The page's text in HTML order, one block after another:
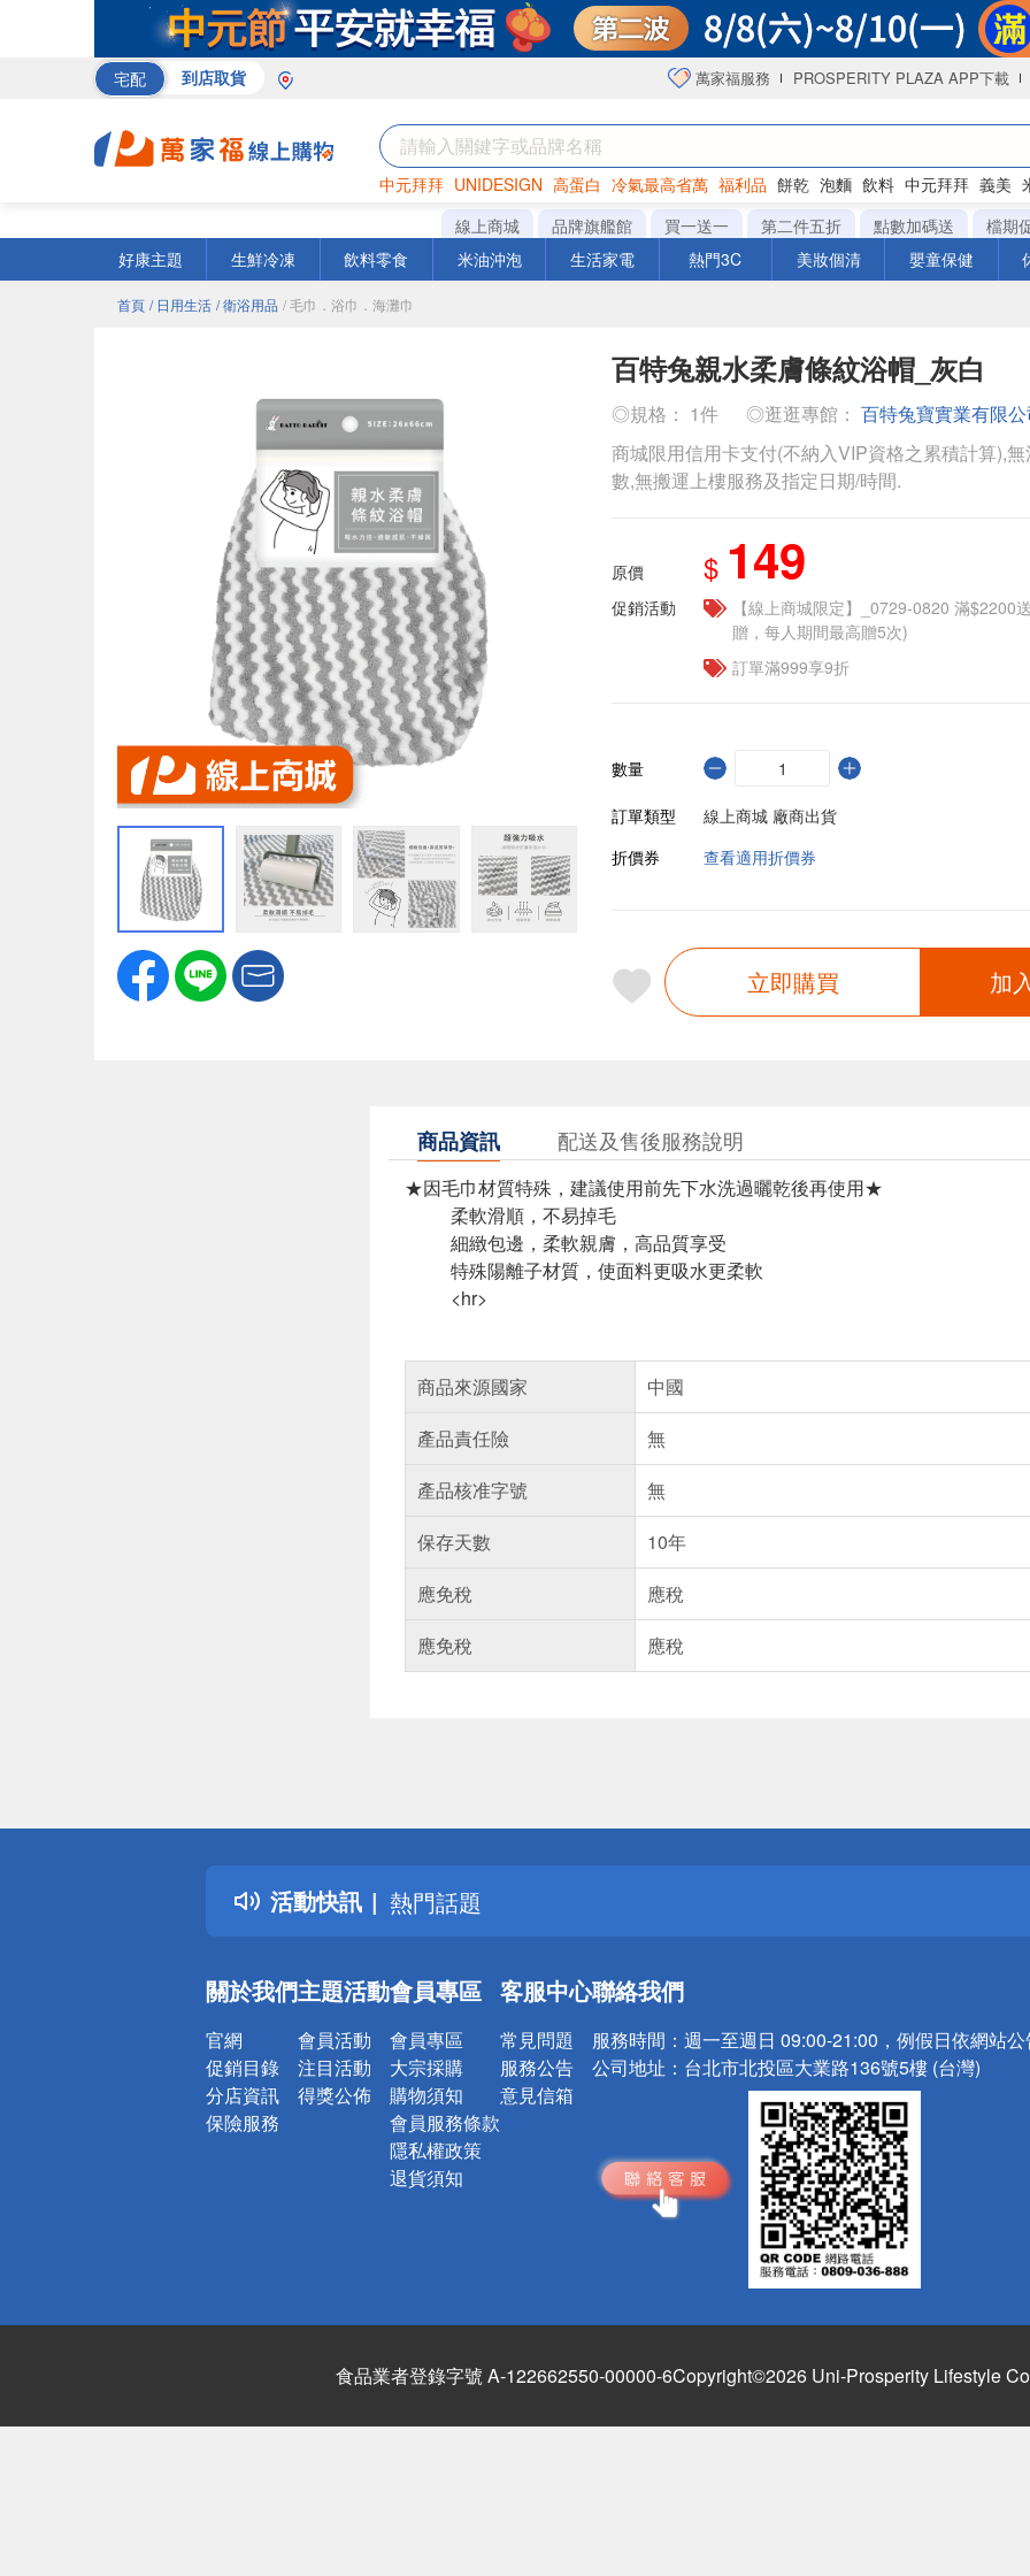
宅配 到店取貨 萬家福服務 PROSPERITY PLAZA APP下載
中元拜拜 UNIDESIGN 高蛋白 冷氣最高省萬 福利品 餅乾 泡麵 飲料 中元拜拜 義美
罐頭 咖啡 海苔
線上商城 品牌旗艦館 買一送一 第二件五折 點數加碼送 檔期
好康主題
生鮮冷凍 飲料零食 米油沖泡 生活家電 熱門3C 美妝個清 嬰童保健
首頁 / 日用生活 / 衛浴用品 / 毛巾．浴巾．海灘巾
百特兔親水柔膚條紋浴帽_灰白
◎規格： 1件 ◎逛逛專館： 百特兔寶實業有限公
商城限用信用卡支付(不納入VIP資格之累積計算),
數,無搬運上樓服務及指定日期/時間.
原價 $ 149
促銷活動
【線上商城限定】_0729-0820 滿$2200
贈，每人期間最高贈5次)
訂單滿999享9折
數量
訂單類型
線上商城 廠商出貨
折價券
查看適用折價券
立即購買 加
商品資訊 配送及售後服務說明
★因毛巾材質特殊，建議使用前先下水洗過曬乾後再使用★
柔軟滑順，不易掉毛
細緻包邊，柔軟親膚，高品質享受
特殊陽離子材質，使面料更吸水更柔軟
<hr>
商品來源國家
中國
產品責任險
無
產品核准字號
無
保存天數
10年
應免稅
應稅
應免稅
應稅
活動快訊
詐騙網頁！請小心！
得獎公告
熱門話題
銀行優惠
詐騙網頁！請小心！
關於我們
官網
促銷目錄
分店資訊
保險服務
主題活動
會員活動
注目活動
得獎公佈
會員專區
會員專區
大宗採購
購物須知
會員服務條款
隱私權政策
退貨須知
客服中心
常見問題
服務公告
意見信箱
聯絡我們
服務時間： 週一至週日 09:00-21:00，例假日依網站
公司地址： 台北市北投區大業路136號5樓 (台灣)
食品業者登錄字號 A-122662550-00000-6Copyright©2026 Uni-Prosperity Lifestyle